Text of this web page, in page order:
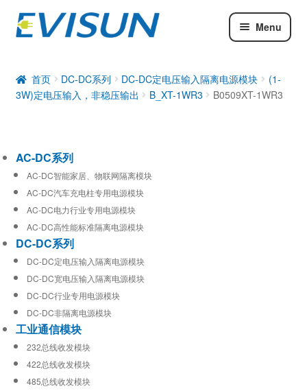
Menu
DC-DC系列
工业通信模块
首页 DC-DC系列 DC-DC定电压输入隔离电源模块
(1-
3W)定电压输入，非稳压输出
B_XT-1WR3 B0509XT-1WR3
AC-DC系列
AC-DC智能家居、物联网隔离模块
AC-DC汽车充电柱专用电源模块
AC-DC电力行业专用电源模块
AC-DC高性能标准隔离电源模块
DC-DC系列
DC-DC定电压输入隔离电源模块
DC-DC宽电压输入隔离电源模块
DC-DC行业专用电源模块
DC-DC非隔离电源模块
工业通信模块
232总线收发模块
422总线收发模块
485总线收发模块